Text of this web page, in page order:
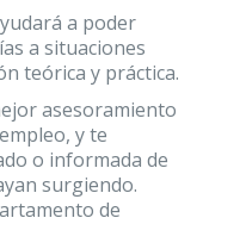
a poder
a situaciones
teórica y práctica.
asesoramiento
y te
o informada de
surgiendo.
de